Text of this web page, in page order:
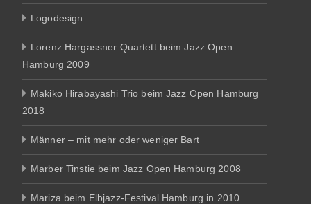
Logodesign
Lorenz Hargassner Quartett beim Jazz Open
Hamburg 2009
Makiko Hirabayashi Trio beim Jazz Open Hamburg
2018
Männer – mit mehr oder weniger Bart
Marber Tinstie beim Jazz Open Hamburg 2008
Mariza beim Elbjazz-Festival Hamburg in 2010